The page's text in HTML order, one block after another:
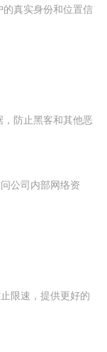
真实身份和位置信
防止黑客和其他恶
公司内部网络资
限速，提供更好的